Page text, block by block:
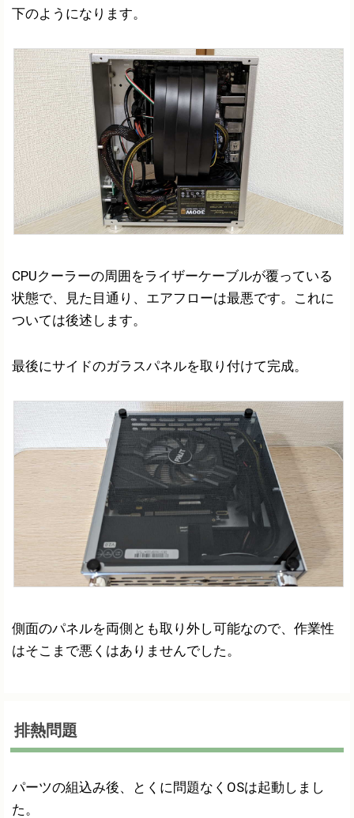
下のようになります。
CPUクーラーの周囲をライザーケーブルが覆っている
状態で、見た目通り、エアフローは最悪です。これに
ついては後述します。
最後にサイドのガラスパネルを取り付けて完成。
側面のパネルを両側とも取り外し可能なので、作業性
はそこまで悪くはありませんでした。
排熱問題
パーツの組込み後、とくに問題なくOSは起動しまし
た。